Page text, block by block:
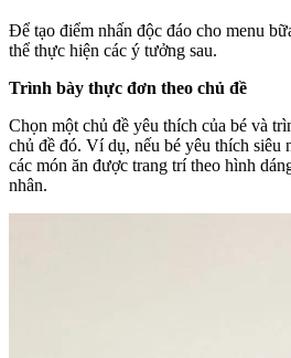
Để tạo điểm nhấn độc đáo cho menu
thể thực hiện các ý tưởng sau.
Trình bày thực đơn theo chủ đề
Chọn một chủ đề yêu thích của bé và
chủ đề đó. Ví dụ, nếu bé yêu thích siêu
các món ăn được trang trí theo hình
nhân.